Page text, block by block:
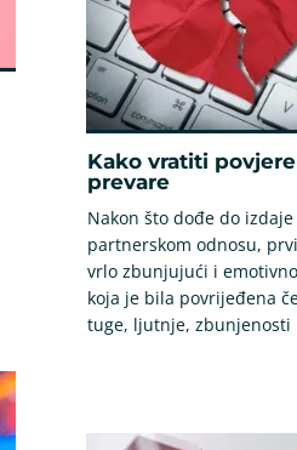
Kako vratiti
prevare
Nakon što dođe do
partnerskom odnosu,
vrlo zbunjujući i
koja je bila povrijeđena
tuge, ljutnje, zbunjenosti